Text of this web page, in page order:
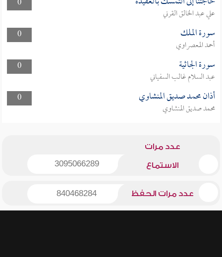
علي عبد الخالق القرني
0
سورة الملك
أحمد المعصراوي
0
سورة الجاثية
عبد السلام غالب السفياني
0
أذان محمد صديق المنشاوي
محمد صديق المنشاوي
عدد مرات
الاستماع 3095066289
عدد مرات الحفظ 840468284